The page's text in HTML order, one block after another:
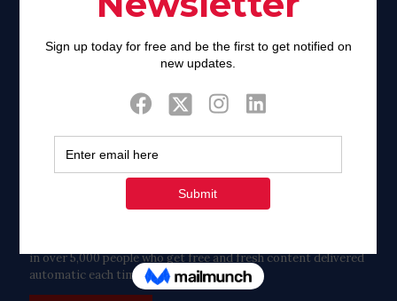
Twitter
Tweets by FaithAIDSDay
in over 5,000 people who get free and fresh content delivered
automatic each time we publish.